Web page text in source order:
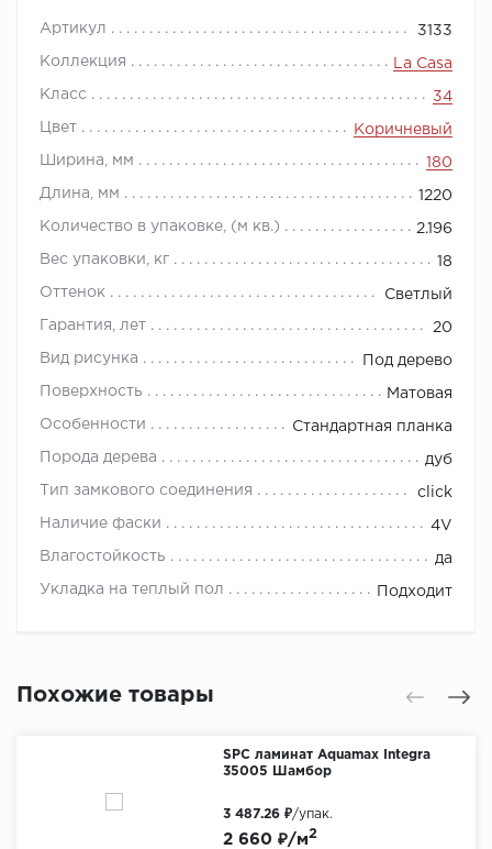
Артикул 3133
Коллекция La Casa
Класс 34
Цвет Коричневый
Ширина, мм 180
Длина, мм 1220
Количество в упаковке, (м кв.) 2.196
Вес упаковки, кг 18
Оттенок Светлый
Гарантия, лет 20
Вид рисунка Под дерево
Поверхность Матовая
Особенности Стандартная планка
Порода дерева дуб
Тип замкового соединения click
Наличие фаски 4V
Влагостойкость да
Укладка на теплый пол Подходит
Похожие товары
SPC ламинат Aquamax Integra
35005 Шамбор
2 660 ₽/м2
3 487.26 ₽/упак.